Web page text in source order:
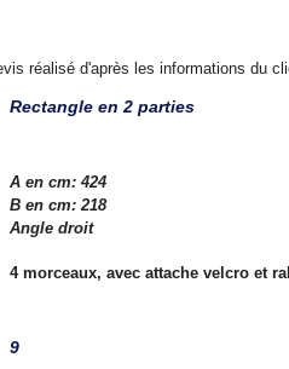
réalisé d'après les informations du
Rectangle en 2 parties
A en cm: 424
B en cm: 218
Angle droit
4 morceaux, avec attache velcro et
9